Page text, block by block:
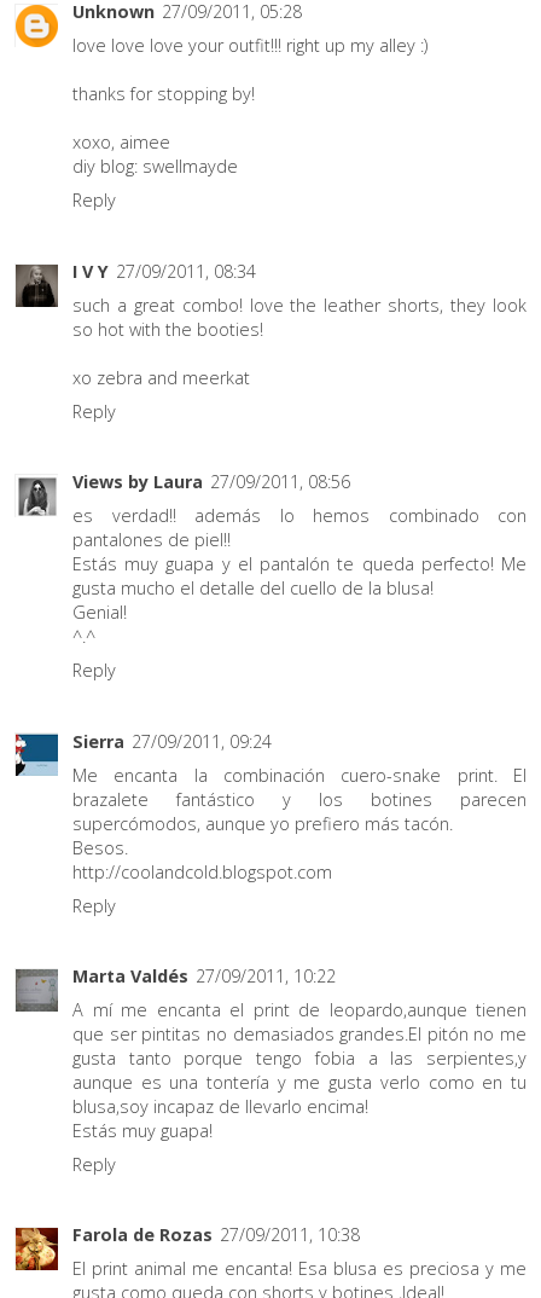
Unknown 27/09/2011, 05:28
love love love your outfit!!! right up my alley :)
thanks for stopping by!
xoxo, aimee
diy blog: swellmayde
Reply
I V Y 27/09/2011, 08:34
such a great combo! love the leather shorts, they look
so hot with the booties!
xo zebra and meerkat
Reply
Views by Laura 27/09/2011, 08:56
es verdad!! además lo hemos combinado con
pantalones de piel!!
Estás muy guapa y el pantalón te queda perfecto! Me
gusta mucho el detalle del cuello de la blusa!
Genial!
^.^
Reply
Sierra 27/09/2011, 09:24
Me encanta la combinación cuero-snake print. El
brazalete fantástico y los botines parecen
supercómodos, aunque yo prefiero más tacón.
Besos.
http://coolandcold.blogspot.com
Reply
Marta Valdés 27/09/2011, 10:22
A mí me encanta el print de leopardo,aunque tienen
que ser pintitas no demasiados grandes.El pitón no me
gusta tanto porque tengo fobia a las serpientes,y
aunque es una tontería y me gusta verlo como en tu
blusa,soy incapaz de llevarlo encima!
Estás muy guapa!
Reply
Farola de Rozas 27/09/2011, 10:38
El print animal me encanta! Esa blusa es preciosa y me
gusta como queda con shorts y botines ,Ideal!